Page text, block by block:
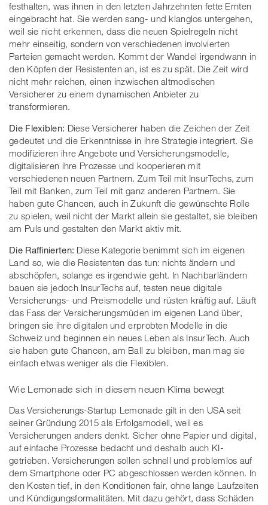
festhalten, was ihnen in den letzten Jahrzehnten fette Ernten
eingebracht hat. Sie werden sang- und klanglos untergehen,
weil sie nicht erkennen, dass die neuen Spielregeln nicht
mehr einseitig, sondern von verschiedenen involvierten
Parteien gemacht werden. Kommt der Wandel irgendwann in
den Köpfen der Resistenten an, ist es zu spät. Die Zeit wird
nicht mehr reichen, einen inzwischen altmodischen
Versicherer zu einem dynamischen Anbieter zu
transformieren.
Die Flexiblen: Diese Versicherer haben die Zeichen der Zeit
gedeutet und die Erkenntnisse in ihre Strategie integriert. Sie
modifizieren ihre Angebote und Versicherungsmodelle,
digitalisieren ihre Prozesse und kooperieren mit
verschiedenen neuen Partnern. Zum Teil mit InsurTechs, zum
Teil mit Banken, zum Teil mit ganz anderen Partnern. Sie
haben gute Chancen, auch in Zukunft die gewünschte Rolle
zu spielen, weil nicht der Markt allein sie gestaltet, sie bleiben
am Puls und gestalten den Markt aktiv mit.
Die Raffinierten: Diese Kategorie benimmt sich im eigenen
Land so, wie die Resistenten das tun: nichts ändern und
abschöpfen, solange es irgendwie geht. In Nachbarländern
bauen sie jedoch InsurTechs auf, testen neue digitale
Versicherungs- und Preismodelle und rüsten kräftig auf. Läuft
das Fass der Versicherungsmüden im eigenen Land über,
bringen sie ihre digitalen und erprobten Modelle in die
Schweiz und beginnen ein neues Leben als InsurTech. Auch
sie haben gute Chancen, am Ball zu bleiben, man mag sie
einfach etwas weniger als die Flexiblen.
Wie Lemonade sich in diesem neuen Klima bewegt
Das Versicherungs-Startup Lemonade gilt in den USA seit
seiner Gründung 2015 als Erfolgsmodell, weil es
Versicherungen anders denkt. Sicher ohne Papier und digital,
auf einfache Prozesse bedacht und deshalb auch KI-
getrieben. Versicherungen sollen schnell und problemlos auf
dem Smartphone oder PC abgeschlossen werden können. In
den Kosten tief, in den Konditionen fair, ohne lange Laufzeiten
und Kündigungsformalitäten. Mit dazu gehört, dass Schäden